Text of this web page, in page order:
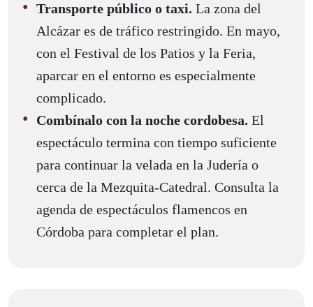
Transporte público o taxi. La zona del
Alcázar es de tráfico restringido. En mayo,
con el Festival de los Patios y la Feria,
aparcar en el entorno es especialmente
complicado.
Combínalo con la noche cordobesa. El
espectáculo termina con tiempo suficiente
para continuar la velada en la Judería o
cerca de la Mezquita-Catedral. Consulta la
agenda de espectáculos flamencos en
Córdoba para completar el plan.